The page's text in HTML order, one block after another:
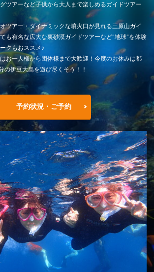
ツアーなど子供から大人まで楽しめるガイドツアー
ツアー・ダイナミックな噴火口が見れる三原山ガイ
も有名な広大な裏砂漠ガイドツアーなど”地球”を体験
クもおススメ♪
お一人様から団体様まで大歓迎！今度のお休みは都
の伊豆大島を遊び尽くそう！！
予約状況・ご予約